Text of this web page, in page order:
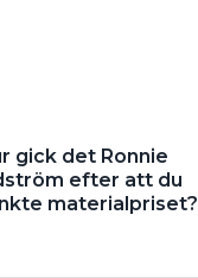
för
gick det Ronnie
efter att du
materialpriset?